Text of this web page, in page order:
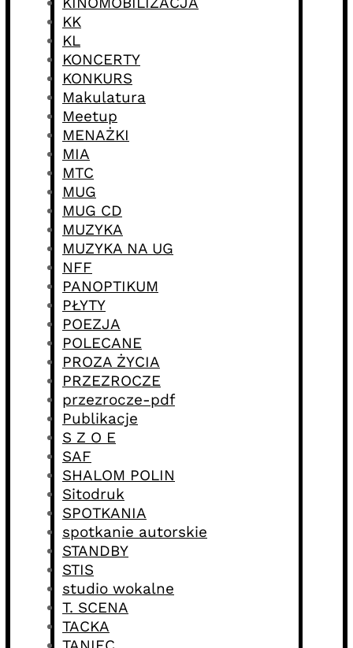
KK
KL
KONCERTY
KONKURS
Makulatura
Meetup
MENAŻKI
MIA
MTC
MUG
MUG CD
MUZYKA
MUZYKA NA UG
NFF
PANOPTIKUM
PŁYTY
POEZJA
POLECANE
PROZA ŻYCIA
PRZEZROCZE
przezrocze-pdf
Publikacje
S Z O E
SAF
SHALOM POLIN
Sitodruk
SPOTKANIA
spotkanie autorskie
STANDBY
STIS
studio wokalne
T. SCENA
TACKA